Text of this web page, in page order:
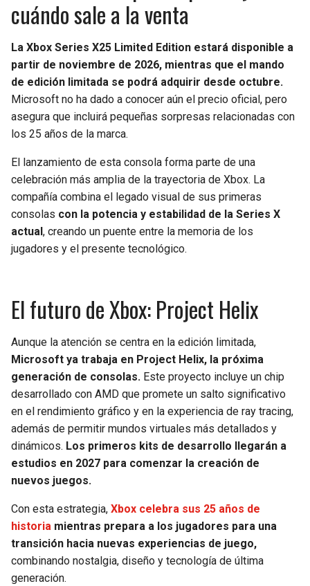
cuándo sale a la venta
La Xbox Series X25 Limited Edition estará disponible a
partir de noviembre de 2026, mientras que el mando
de edición limitada se podrá adquirir desde octubre.
Microsoft no ha dado a conocer aún el precio oficial, pero
asegura que incluirá pequeñas sorpresas relacionadas con
los 25 años de la marca.
El lanzamiento de esta consola forma parte de una
celebración más amplia de la trayectoria de Xbox. La
compañía combina el legado visual de sus primeras
consolas con la potencia y estabilidad de la Series X
actual , creando un puente entre la memoria de los
jugadores y el presente tecnológico.
El futuro de Xbox: Project Helix
Aunque la atención se centra en la edición limitada,
Microsoft ya trabaja en Project Helix, la próxima
generación de consolas. Este proyecto incluye un chip
desarrollado con AMD que promete un salto significativo
en el rendimiento gráfico y en la experiencia de ray tracing,
además de permitir mundos virtuales más detallados y
dinámicos. Los primeros kits de desarrollo llegarán a
estudios en 2027 para comenzar la creación de
nuevos juegos.
Con esta estrategia, Xbox celebra sus 25 años de
historia mientras prepara a los jugadores para una
transición hacia nuevas experiencias de juego,
combinando nostalgia, diseño y tecnología de última
generación.